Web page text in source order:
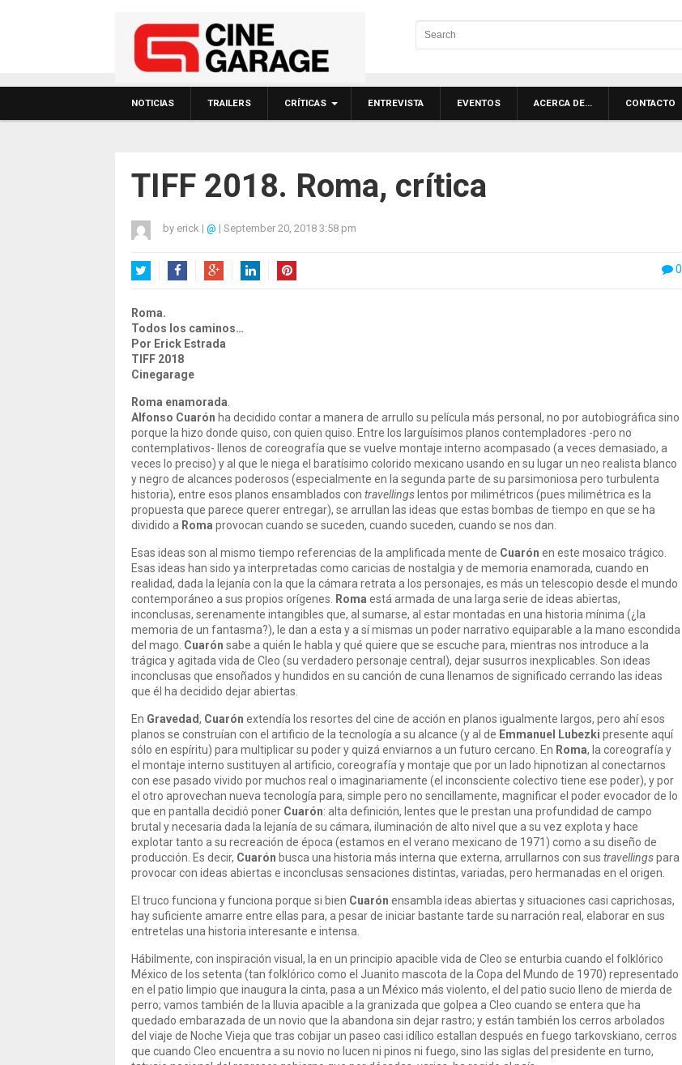
NOTICIAS TRAILERS CRÍTICAS ENTREVISTA EVENTOS ACERCA DE… CONTACTO
TIFF 2018. Roma, crítica
by erick | @ | September 20, 2018 3:58 pm
0
Roma.
Todos los caminos…
Por Erick Estrada
TIFF 2018
Cinegarage
Roma enamorada
Alfonso Cuarón ha decidido contar a manera de arrullo su película más personal, no por autobiográfica sino
porque la hizo donde quiso, con quien quiso. Entre los larguísimos planos contempladores -pero no
contemplativos- llenos de coreografía que se vuelve montaje interno acompasado (a veces demasiado, a
veces lo preciso) y al que le niega el baratísimo colorido mexicano usando en su lugar un neo realista blanco
y negro de alcances poderosos (especialmente en la segunda parte de su parsimoniosa pero turbulenta
historia), entre esos planos ensamblados con travellings lentos por milimétricos (pues milimétrica es la
propuesta que parece querer entregar), se arrullan las ideas que estas bombas de tiempo en que se ha
dividido a Roma provocan cuando se suceden, cuando suceden, cuando se nos dan.
Esas ideas son al mismo tiempo referencias de la amplificada mente de Cuarón en este mosaico trágico.
Esas ideas han sido ya interpretadas como caricias de nostalgia y de memoria enamorada, cuando en
realidad, dada la lejanía con la que la cámara retrata a los personajes, es más un telescopio desde el mundo
contemporáneo a sus propios orígenes.
Roma está armada de una larga serie de ideas abiertas,
inconclusas, serenamente intangibles que, al sumarse, al estar montadas en una historia mínima (¿la
memoria de un fantasma?), le dan a esta y a sí mismas un poder narrativo equiparable a la mano escondida
del mago. Cuarón sabe a quién le habla y qué quiere que se escuche para, mientras nos introduce a la
trágica y agitada vida de Cleo (su verdadero personaje central), dejar susurros inexplicables. Son ideas
inconclusas que ensoñados y hundidos en su canción de cuna llenamos de significado cerrando las ideas
que él ha decidido dejar abiertas.
En Gravedad, Cuarón extendía los resortes del cine de acción en planos igualmente largos, pero ahí esos
planos se construían con el artificio de la tecnología a su alcance (y al de Emmanuel Lubezki presente aquí
sólo en espíritu) para multiplicar su poder y quizá enviarnos a un futuro cercano. En Roma, la coreografía y
el montaje interno sustituyen al artificio, coreografía y montaje que por un lado hipnotizan al conectarnos
con ese pasado vivido por muchos real o imaginariamente (el inconsciente colectivo tiene ese poder), y por
el otro aprovechan nueva tecnología para, simple pero no sencillamente, magnificar el poder evocador de lo
que en pantalla decidió poner Cuarón: alta definición, lentes que le prestan una profundidad de campo
brutal y necesaria dada la lejanía de su cámara, iluminación de alto nivel que a su vez explota y hace
explotar tanto a su recreación de época (estamos en el verano mexicano de 1971) como a su diseño de
producción. Es decir, Cuarón busca una historia más interna que externa, arrullarnos con sus travellingspara
provocar con ideas abiertas e inconclusas sensaciones distintas, variadas, pero hermanadas en el origen.
El truco funciona y funciona porque si bien Cuarón ensambla ideas abiertas y situaciones casi caprichosas,
hay suficiente amarre entre ellas para, a pesar de iniciar bastante tarde su narración real, elaborar en sus
entretelas una historia interesante e intensa.
Hábilmente, con inspiración visual, la en un principio apacible vida de Cleo se enturbia cuando el folklórico
México de los setenta (tan folklórico como el Juanito mascota de la Copa del Mundo de 1970) representado
en el patio limpio que inaugura la cinta, pasa a un México más violento, el del patio sucio lleno de mierda de
perro; vamos también de la lluvia apacible a la granizada que golpea a Cleo cuando se entera que ha
quedado embarazada de un novio que la abandona sin dejar rastro; y están también los cerros arbolados
del viaje de Noche Vieja que tras cobijar un paseo casi idílico estallan después en fuego tarkovskiano, cerros
que cuando Cleo encuentra a su novio no lucen ni pinos ni fuego, sino las siglas del presidente en turno,